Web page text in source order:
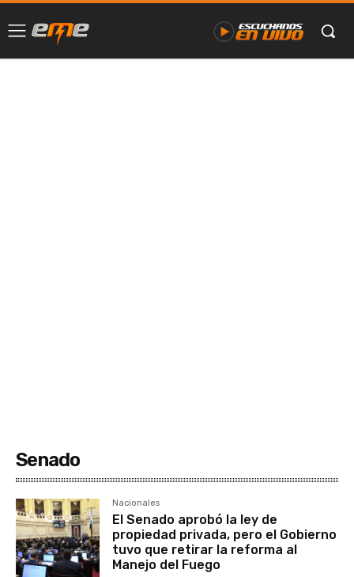
Senado
Nacionales
El Senado aprobó la ley de
propiedad privada, pero el Gobierno
tuvo que retirar la reforma al
Manejo del Fuego